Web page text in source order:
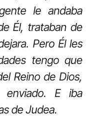
le andaba
Él, trataban de
Pero Él les
tengo que
Reino de Dios,
E iba
de Judea.